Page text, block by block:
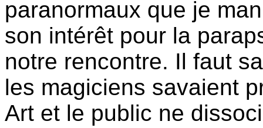
paranormaux que je
son intérêt pour la
notre rencontre. Il faut
les magiciens savaient
Art et le public ne